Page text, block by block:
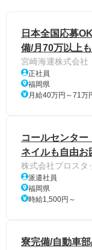
日本全国応募
備/月70万以上
宮崎海運株式会社
正社員
福岡県
月給40万円～71万
コールセンター
ネイルも自由お
株式会社プロスタ
派遣社員
福岡県
時給1,500円～
寮完備/自動車